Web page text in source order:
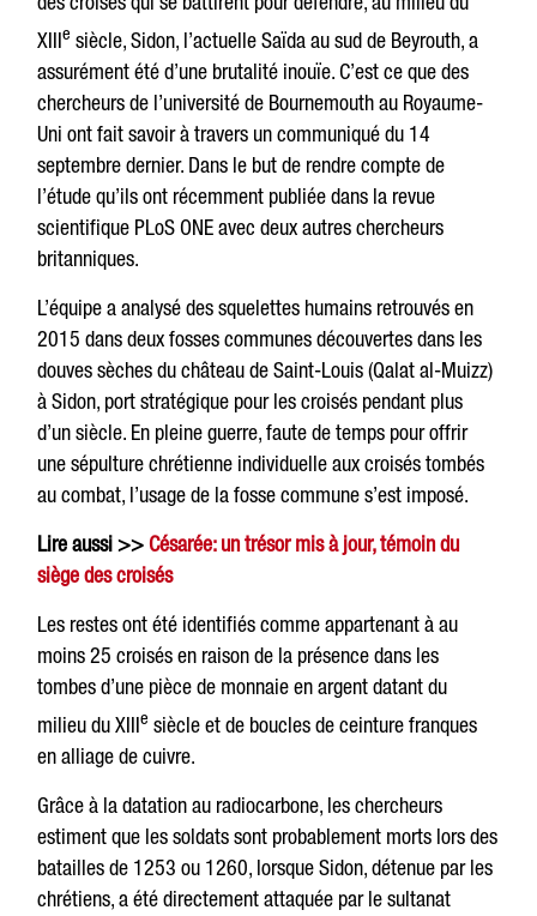
XIIIe siècle, Sidon, l’actuelle Saïda au sud de Beyrouth, a
assurément été d’une brutalité inouïe. C’est ce que des
chercheurs de l’université de Bournemouth au Royaume-
Uni ont fait savoir à travers un communiqué du 14
septembre dernier. Dans le but de rendre compte de
l’étude qu’ils ont récemment publiée dans la revue
scientifique PLoS ONE avec deux autres chercheurs
britanniques.
L’équipe a analysé des squelettes humains retrouvés en
2015 dans deux fosses communes découvertes dans les
douves sèches du château de Saint-Louis (Qalat al-Muizz)
à Sidon, port stratégique pour les croisés pendant plus
d’un siècle. En pleine guerre, faute de temps pour offrir
une sépulture chrétienne individuelle aux croisés tombés
au combat, l’usage de la fosse commune s’est imposé.
Lire aussi >>Césarée: un trésor mis à jour, témoin du
siège des croisés
Les restes ont été identifiés comme appartenant à au
moins 25 croisés en raison de la présence dans les
tombes d’une pièce de monnaie en argent datant du
milieu du XIIIe siècle et de boucles de ceinture franques
en alliage de cuivre.
Grâce à la datation au radiocarbone, les chercheurs
estiment que les soldats sont probablement morts lors des
batailles de 1253 ou 1260, lorsque Sidon, détenue par les
chrétiens, a été directement attaquée par le sultanat